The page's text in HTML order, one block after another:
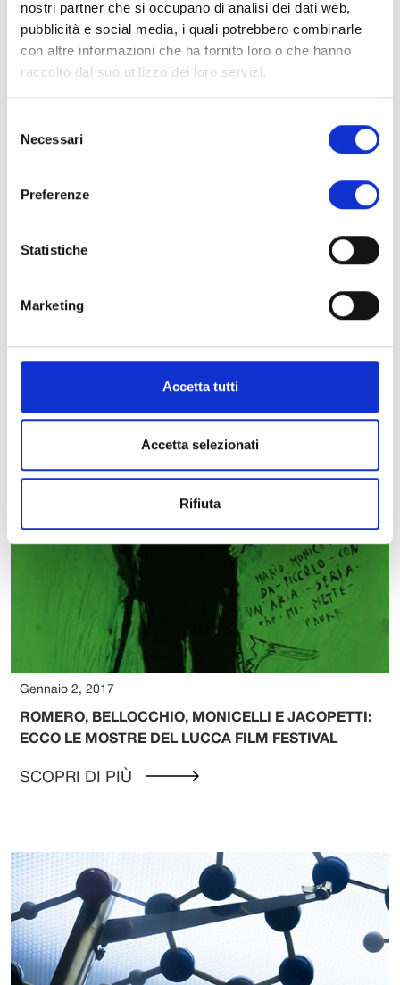
nostri partner che si occupano di analisi dei dati web,
pubblicità e social media, i quali potrebbero combinarle
con altre informazioni che ha fornito loro o che hanno
raccolto dal suo utilizzo dei loro servizi.
delNecessari
Preferenze
Statistiche
Marketing
Accetta tutti
Accetta selezionati
Rifiuta
LA “MADONNA DEL RICAMO” RESTAURATA AL SAN
FRANCESCO DI BORGO
SCOPRI DI PIÙ
Gennaio 2, 2017
ROMERO, BELLOCCHIO, MONICELLI E JACOPETTI:
ECCO LE MOSTRE DEL LUCCA FILM FESTIVAL
SCOPRI DI PIÙ